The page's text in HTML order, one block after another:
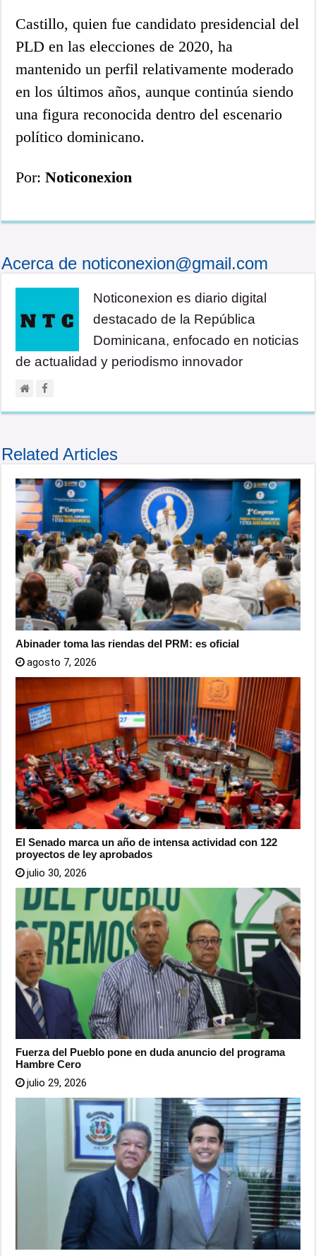
Castillo, quien fue candidato presidencial del
PLD en las elecciones de 2020, ha
mantenido un perfil relativamente moderado
en los últimos años, aunque continúa siendo
una figura reconocida dentro del escenario
político dominicano.
Por: Noticonexion
Acerca de noticonexion@gmail.com
Noticonexion es diario digital
destacado de la República
Dominicana, enfocado en noticias
de actualidad y periodismo innovador
Related Articles
Abinader toma las riendas del PRM: es oficial
agosto 7, 2026
El Senado marca un año de intensa actividad con 122
proyectos de ley aprobados
julio 30, 2026
Fuerza del Pueblo pone en duda anuncio del programa
Hambre Cero
julio 29, 2026